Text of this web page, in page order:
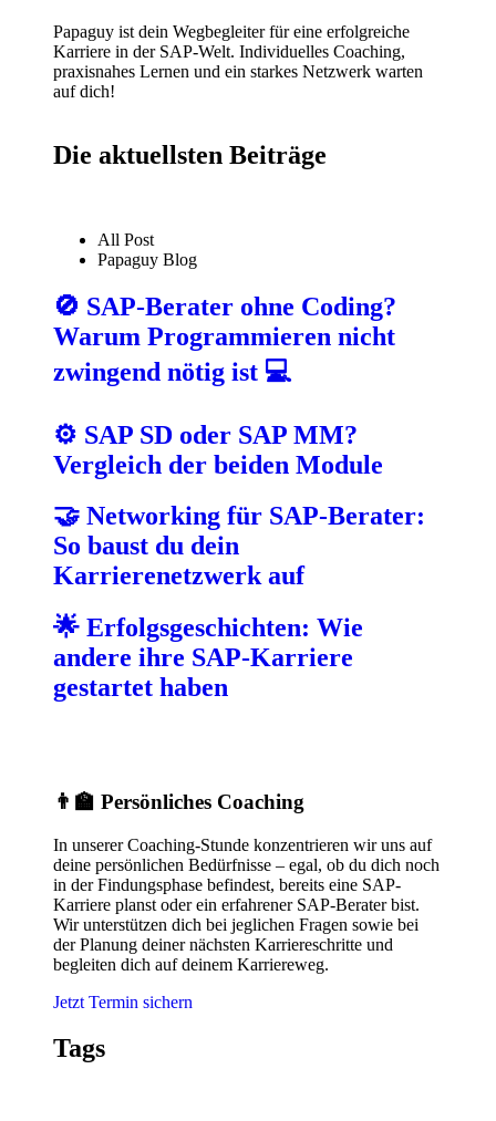
Papaguy ist dein Wegbegleiter für eine erfolgreiche
Karriere in der SAP-Welt. Individuelles Coaching,
praxisnahes Lernen und ein starkes Netzwerk warten
auf dich!
Die aktuellsten Beiträge
All Post
Papaguy Blog
🚫 SAP-Berater ohne Coding?
Warum Programmieren nicht
zwingend nötig ist 💻
⚙️ SAP SD oder SAP MM?
Vergleich der beiden Module
🤝 Networking für SAP-Berater:
So baust du dein
Karrierenetzwerk auf
🌟 Erfolgsgeschichten: Wie
andere ihre SAP-Karriere
gestartet haben
👨‍🏫 Persönliches Coaching
In unserer Coaching-Stunde konzentrieren wir uns auf
deine persönlichen Bedürfnisse – egal, ob du dich noch
in der Findungsphase befindest, bereits eine SAP-
Karriere planst oder ein erfahrener SAP-Berater bist.
Wir unterstützen dich bei jeglichen Fragen sowie bei
der Planung deiner nächsten Karriereschritte und
begleiten dich auf deinem Karriereweg.
Jetzt Termin sichern
Tags